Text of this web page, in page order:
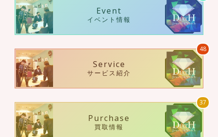
Event
イベント情報
Service
サービス紹介
48
Purchase
買取情報
37